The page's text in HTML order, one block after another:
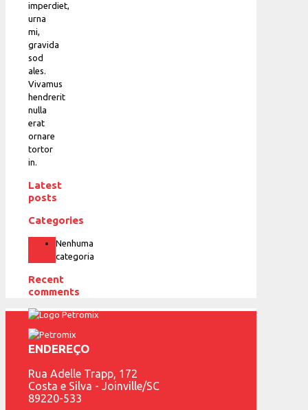
imperdiet,
urna
mi,
gravida
sod
ales.
Vivamus
hendrerit
nulla
erat
ornare
tortor
in.
Latest
posts
Categories
Nenhuma
categoria
Recent
comments
ENDEREÇO
Rua Adelle Trapp, 172
Costa e Silva - Joinville/SC
89220-533